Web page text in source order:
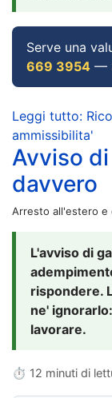
Serve una
669 3954 —
Leggi tutto:
ammissibilita'
Avviso
davvero
Arresto all'estero e
L'avviso di
rispondere.
ne'
lavorare.
⏱ 12 minuti di